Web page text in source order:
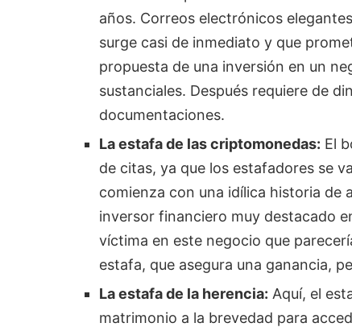
años. Correos electrónicos
surge casi de inmediato y que
propuesta de una inversión en un
sustanciales. Después requiere de
documentaciones.
La estafa de las criptomonedas: El
de citas, ya que los estafadores se
comienza con una idílica historia de
inversor financiero muy destacado
víctima en este negocio que
estafa, que asegura una ganancia,
La estafa de la herencia: Aquí, el
matrimonio a la brevedad para